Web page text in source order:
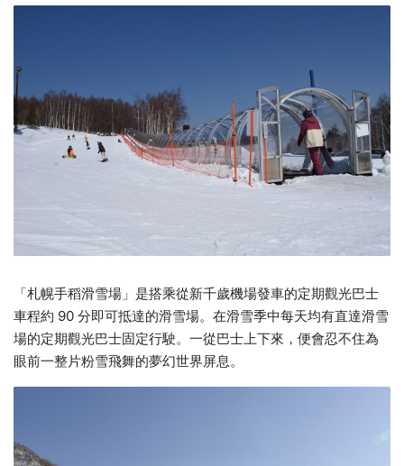
「札幌手稻滑雪場」是搭乘從新千歲機場發車的定期觀光巴士
車程約 90 分即可抵達的滑雪場。在滑雪季中每天均有直達滑雪
場的定期觀光巴士固定行駛。一從巴士上下來，便會忍不住為
眼前一整片粉雪飛舞的夢幻世界屏息。